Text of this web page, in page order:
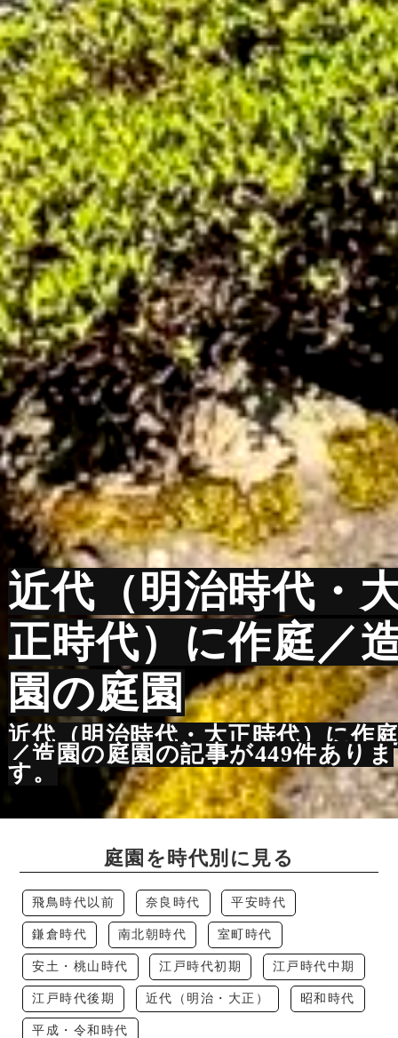
近代（明治時代・
正時代）に作庭／
園の庭園
近代（明治時代・大正時代）に作
／造園の庭園の記事が449件ありま
す。
庭園を時代別に見る
飛鳥時代以前 奈良時代 平安時代
鎌倉時代 南北朝時代 室町時代
安土・桃山時代 江戸時代初期 江戸時代中期
江戸時代後期 近代（明治・大正） 昭和時代
平成・令和時代